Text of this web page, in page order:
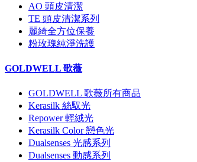
AO 頭皮清潔
TE 頭皮清潔系列
麗綺全方位保養
粉玫瑰純淨洗護
GOLDWELL 歌薇
GOLDWELL 歌薇所有商品
Kerasilk 絲馭光
Repower 輕絨光
Kerasilk Color 戀色光
Dualsenses 光感系列
Dualsenses 動感系列